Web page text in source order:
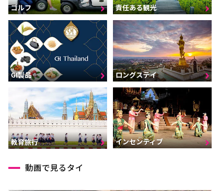
ゴルフ 責任ある観光
GI製品 ロングステイ
教育旅行 インセンティブ
動画で見るタイ